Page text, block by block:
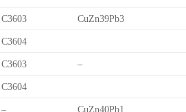
C3603 CuZn39Pb3
C3604
C3603 –
C3604
– CuZn40Pb1